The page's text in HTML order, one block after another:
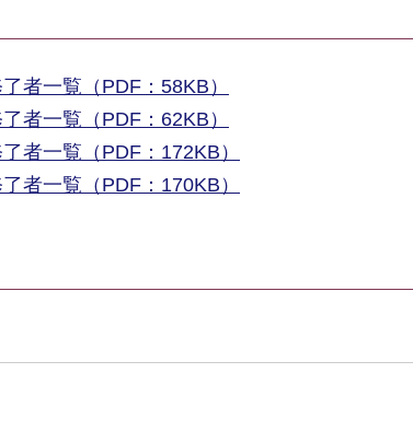
者一覧（PDF：58KB）
者一覧（PDF：62KB）
者一覧（PDF：172KB）
者一覧（PDF：170KB）